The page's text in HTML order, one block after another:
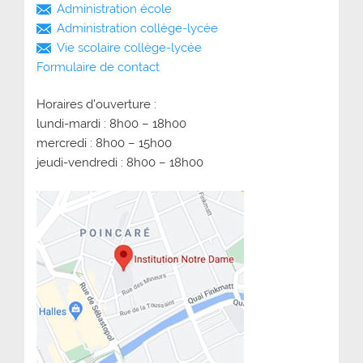
Administration école
Administration collège-lycée
Vie scolaire collège-lycée
Formulaire de contact
Horaires d’ouverture :
lundi-mardi : 8h00 – 18h00
mercredi : 8h00 – 15h00
jeudi-vendredi : 8h00 – 18h00